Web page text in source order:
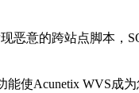
恶意的跨站点脚本，
使Acunetix WVS成